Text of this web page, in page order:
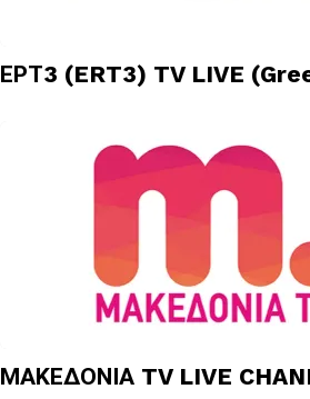
ΕΡΤ3 (ERT3) TV LIVE
ΜΑΚΕΔΟΝΙΑ TV LIVE